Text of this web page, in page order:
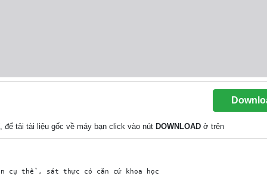
, để tải tài liệu gốc về máy bạn click vào nút DOWNLOAD ở trên